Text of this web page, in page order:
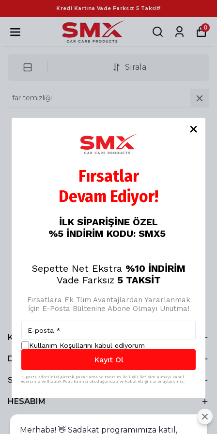
Kredi Kartına Vade Farksız 5 Taksit!
0
Sırala
KURUMSAL
DESTEK
SMX
HESABIM
Fırsatlar
Devam Ediyor!
İLK SİPARİŞİNE ÖZEL
%5 İNDİRİM KODU: SMX5
Sepette Net Ekstra %10 İNDİRİM
Vade Farksız 5 TAKSİT
Fırsatlara Ek Tüm Avantajlardan Yararlanmak
İçin E-Posta Bültenine Abone Olmayı Unutma!
Kullanım Koşullarını kabul ediyorum
Kayıt Ol
E-posta adresinizi girerek pazarlama ve tanıtım ile ilgili iletişim almayı kabul
edersiniz ve Gizlilik Politikamızı okuduğunuzu ve kabul ettiğinizi onaylarsınız.
Merhaba! 👋 Sadakat programımıza katıl,